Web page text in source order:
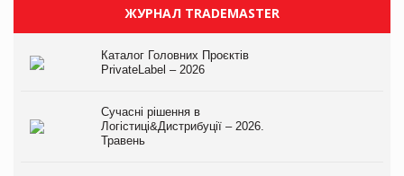
ЖУРНАЛ TRADEMASTER
Каталог Головних Проєктів
PrivateLabel – 2026
Сучасні рішення в
Логістиці&Дистрибуції – 2026.
Травень